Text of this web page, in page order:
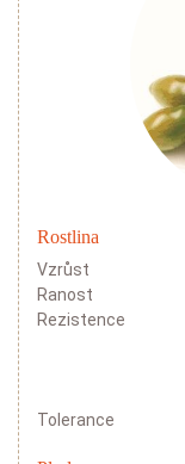
Rostlina
Vzrůst
Ranost
Rezistence
Tolerance